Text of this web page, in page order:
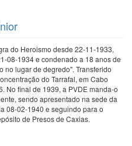
do Heroismo desde 22-11-1933,
08-1934 e condenado a 18 anos de
no lugar de degredo". Transferido
do Tarrafal, em Cabo
No final de 1939, a PVDE manda-o
sendo apresentado na sede da
08-02-1940 e seguindo para o
de Presos de Caxias.